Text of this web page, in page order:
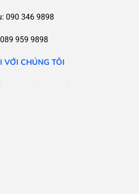
090 346 9898
089 959 9898
VỚI CHÚNG TÔI